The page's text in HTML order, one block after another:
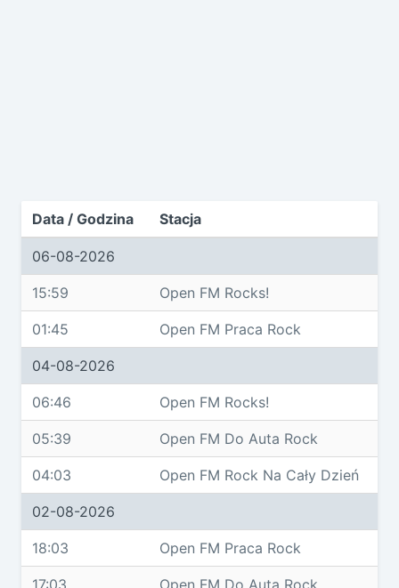
Data / Godzina Stacja
06-08-2026
15:59 Open FM Rocks!
01:45 Open FM Praca Rock
04-08-2026
06:46 Open FM Rocks!
05:39 Open FM Do Auta Rock
04:03 Open FM Rock Na Cały Dzień
02-08-2026
18:03 Open FM Praca Rock
17:03 Open FM Do Auta Rock